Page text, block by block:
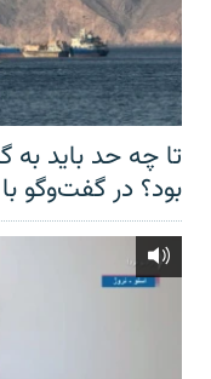
تا چه حد باید
بود؟ در گفت‌وگو